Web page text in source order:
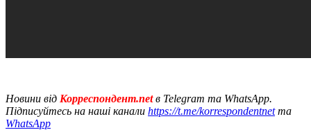
Новини від Корреспондент.netв Telegram та WhatsApp.
Підписуйтесь на наші канали https://t.me/korrespondentnetта
WhatsApp